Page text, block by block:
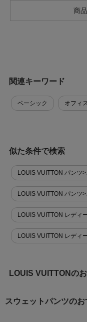
商
関連キーワード
ベーシック オフィ
似た条件で検索
LOUIS VUITTON パンツ
LOUIS VUITTON パンツ
LOUIS VUITTON レディ
LOUIS VUITTON レディ
LOUIS VUITTONの
スウェットパンツの